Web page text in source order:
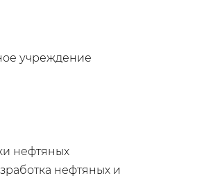
учреждение
нефтяных
нефтяных и